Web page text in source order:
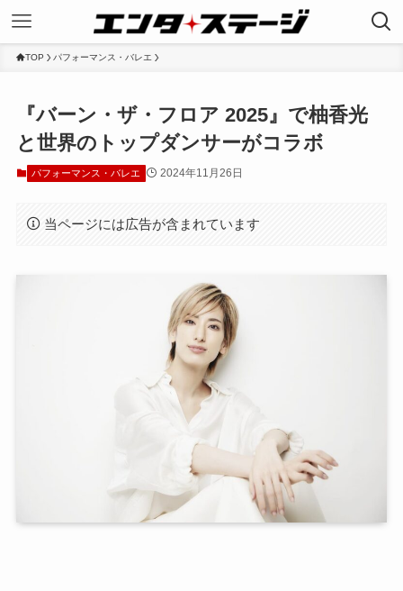
TOP パフォーマンス・バレエ
『バーン・ザ・フロア 2025』で柚香光
と世界のトップダンサーがコラボ
パフォーマンス・バレエ 2024年11月26日
当ページには広告が含まれています